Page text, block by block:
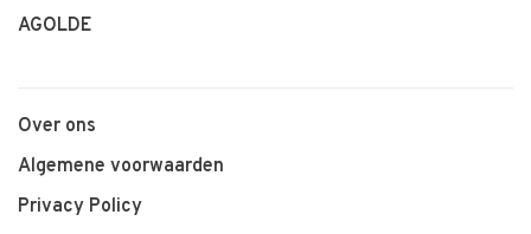
AGOLDE
Over ons
Algemene voorwaarden
Privacy Policy